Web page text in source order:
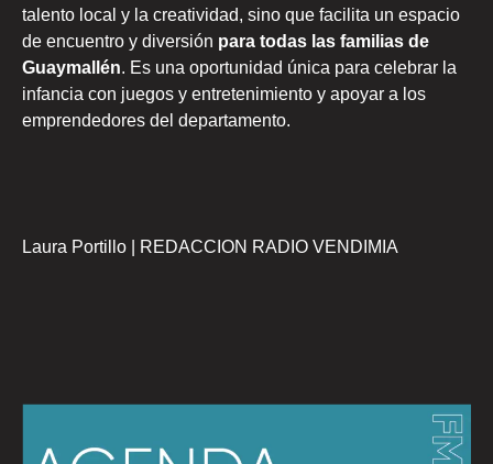
talento local y la creatividad, sino que facilita un espacio
de encuentro y diversión para todas las familias de
Guaymallén. Es una oportunidad única para celebrar la
infancia con juegos y entretenimiento y apoyar a los
emprendedores del departamento.
Laura Portillo | REDACCION RADIO VENDIMIA